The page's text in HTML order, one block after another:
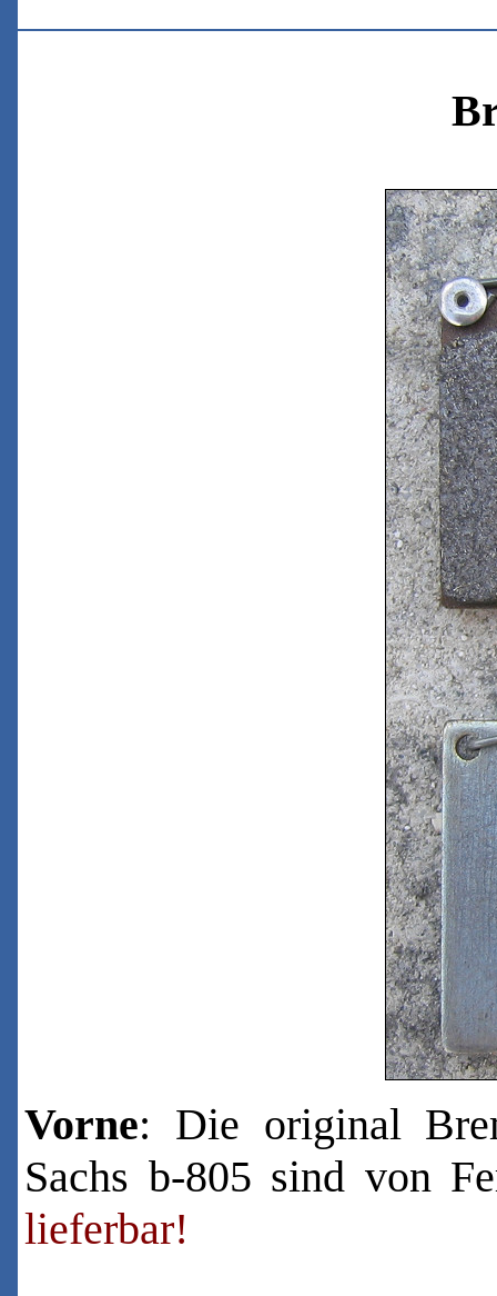
Vorne: Die original
Sachs b-805 sind von
lieferbar!